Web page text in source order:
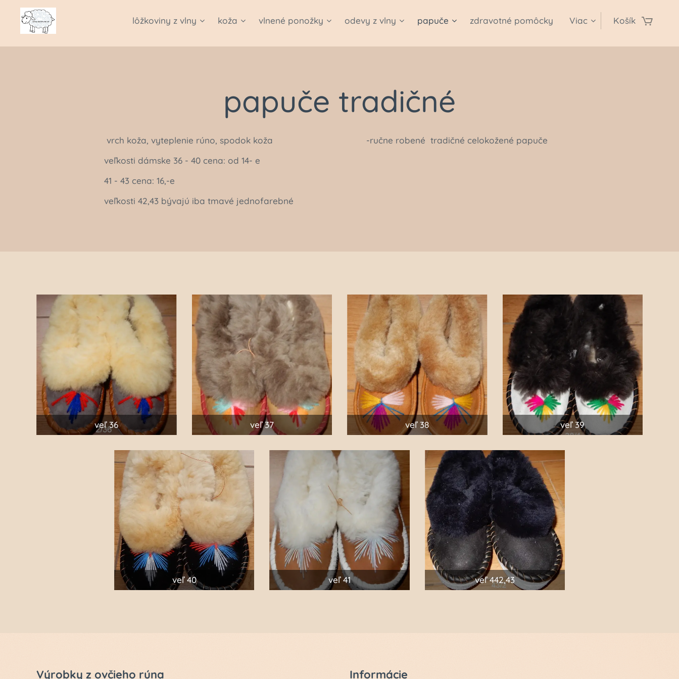
lôžkoviny z vlny koža vlnené ponožky odevy z vlny papuče zdravotné pomôcky Viac Košík
papuče tradičné
vrch koža, vyteplenie rúno, spodok koža -ručne robené tradičné celokožené papuče
veľkosti dámske 36 - 40 cena: od 14- e
41 - 43 cena: 16,-e
veľkosti 42,43 bývajú iba tmavé jednofarebné
veľ 36 veľ 37 veľ 38 veľ 39
veľ 40 veľ 41 veľ 442,43
Výrobky z ovčieho rúna Informácie